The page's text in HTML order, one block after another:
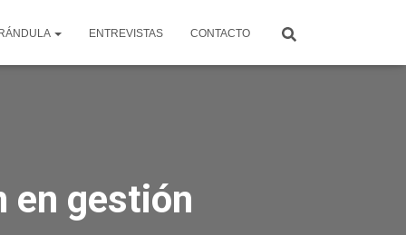
ENTREVISTAS CONTACTO
en gestión